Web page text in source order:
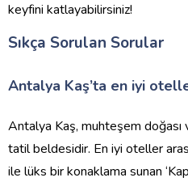
keyfini katlayabilirsiniz!
Sıkça Sorulan Sorular
Antalya Kaş’ta en iyi
Antalya Kaş, muhteşem
tatil beldesidir. En iyi oteller
ile lüks bir konaklama sunan